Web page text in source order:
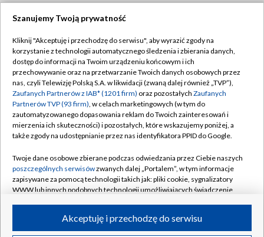
TVP
Abonament TVP
Emisja w TVP
Centrum informacji TVP
Naziemna Telewizja Cyfrowa
Rada Programowa
System NOS
Informacje o nadawcy
Program dla prasy
Regulamin TVP
Polityka prywatności
Moje zgody
Pomoc
Kontakt
Kanały
Szanujemy Twoją prywatność
Kliknij "Akceptuję i przechodzę do serwisu", aby wyrazić zgody na
korzystanie z technologii automatycznego śledzenia i zbierania danych,
dostęp do informacji na Twoim urządzeniu końcowym i ich
przechowywanie oraz na przetwarzanie Twoich danych osobowych przez
nas, czyli Telewizję Polską S.A. w likwidacji (zwaną dalej również „TVP”),
Zaufanych Partnerów z IAB* (1201 firm) oraz pozostałych Zaufanych
Partnerów TVP (93 firm), w celach marketingowych (w tym do
zautomatyzowanego dopasowania reklam do Twoich zainteresowań i
mierzenia ich skuteczności) i pozostałych, które wskazujemy poniżej, a
także zgody na udostępnianie przez nas identyfikatora PPID do Google.
Twoje dane osobowe zbierane podczas odwiedzania przez Ciebie naszych
poszczególnych serwisówzwanych dalej „Portalem”, w tym informacje
zapisywane za pomocą technologii takich jak: pliki cookie, sygnalizatory
WWW lub innych podobnych technologii umożliwiających świadczenie
ruchu w Internecie.Akceptuję i przechodzę do serwisu